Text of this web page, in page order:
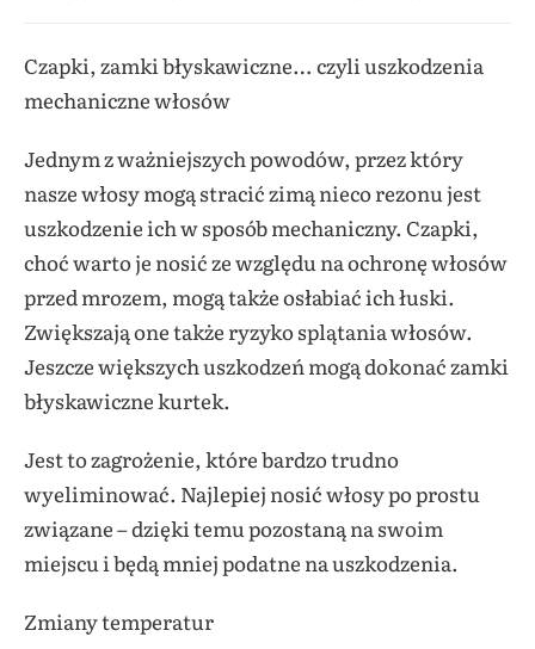
Czapki, zamki błyskawiczne… czyli uszkodzenia
mechaniczne włosów
Jednym z ważniejszych powodów, przez który
nasze włosy mogą stracić zimą nieco rezonu jest
uszkodzenie ich w sposób mechaniczny. Czapki,
choć warto je nosić ze względu na ochronę włosów
przed mrozem, mogą także osłabiać ich łuski.
Zwiększają one także ryzyko splątania włosów.
Jeszcze większych uszkodzeń mogą dokonać zamki
błyskawiczne kurtek.
Jest to zagrożenie, które bardzo trudno
wyeliminować. Najlepiej nosić włosy po prostu
związane – dzięki temu pozostaną na swoim
miejscu i będą mniej podatne na uszkodzenia.
Zmiany temperatur